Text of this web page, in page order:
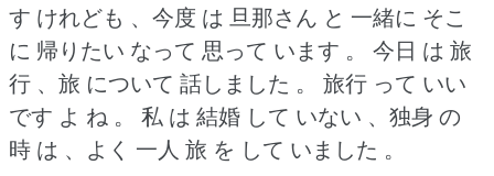
す けれども 、今度 は 旦那さん と 一緒に そこ
に 帰りたい なって 思って います 。
今日 は 旅
行 、旅 について 話しました 。
旅行 って いい
です よ ね 。
私 は 結婚 して いない 、独身 の
時 は 、よく 一人 旅 を して いました 。